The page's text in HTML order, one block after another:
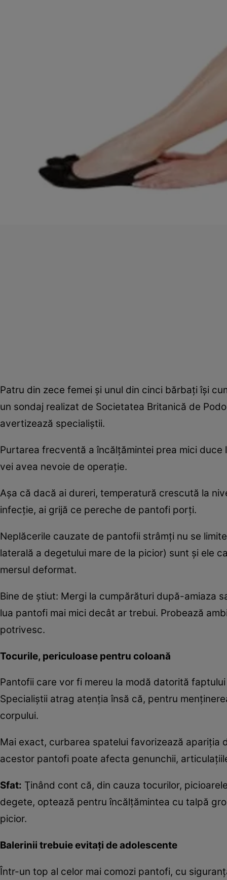
Patru din zece femei şi unul din cinci bărbaţi îşi
un sondaj realizat de Societatea Britanică de
avertizează specialiştii.
Purtarea frecventă a încălţămintei prea mici
vei avea nevoie de operaţie.
Aşa că dacă ai dureri, temperatură crescută la
infecţie, ai grijă ce pereche de pantofi porţi.
Neplăcerile cauzate de pantofii strâmţi nu se
laterală a degetului mare de la picior) sunt şi ele
mersul deformat.
Bine de ştiut: Mergi la cumpărături după-amiaza
lua pantofi mai mici decât ar trebui. Probează
potrivesc.
Tocurile, periculoase pentru coloană
Pantofii care vor fi mereu la modă datorită
Specialiştii atrag atenţia însă că, pentru
corpului.
Mai exact, curbarea spatelui favorizează apariţia
acestor pantofi poate afecta genunchii,
Sfat: Ţinând cont că, din cauza tocurilor,
degete, optează pentru încălţămintea cu talpă
picior.
Balerinii trebuie evitaţi de adolescente
Într-un top al celor mai comozi pantofi, cu